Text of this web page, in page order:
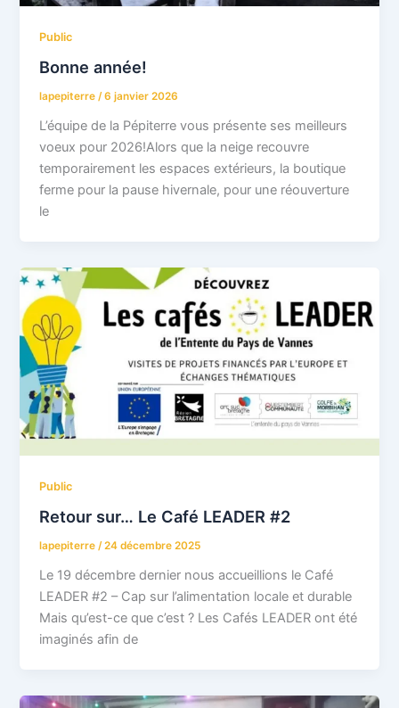
Public
Bonne année!
lapepiterre/6 janvier 2026
L’équipe de la Pépiterre vous présente ses meilleurs
voeux pour 2026!Alors que la neige recouvre
temporairement les espaces extérieurs, la boutique
ferme pour la pause hivernale, pour une réouverture
le
Public
Retour sur… Le Café LEADER #2
lapepiterre/24 décembre 2025
Le 19 décembre dernier nous accueillions le Café
LEADER #2 – Cap sur l’alimentation locale et durable
Mais qu’est-ce que c’est ? Les Cafés LEADER ont été
imaginés afin de